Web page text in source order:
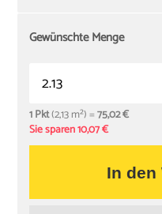
Gewünschte Menge
1 Pkt(2,13 m²) =75,02 €
Sie sparen 10,07 €
In den